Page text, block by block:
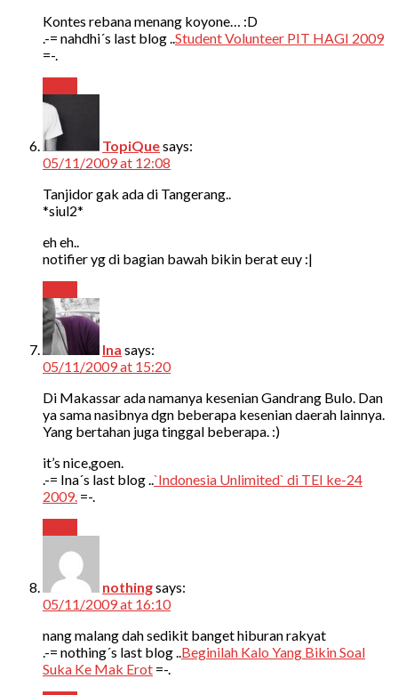
Kontes rebana menang koyone… :D
.-= nahdhi´s last blog ..Student Volunteer PIT HAGI 2009
=-.
TopiQuesays:
05/11/2009 at 12:08
Tanjidor gak ada di Tangerang..
*siul2*
eh eh..
notifier yg di bagian bawah bikin berat euy :|
Ina says:
05/11/2009 at 15:20
Di Makassar ada namanya kesenian Gandrang Bulo. Dan
ya sama nasibnya dgn beberapa kesenian daerah lainnya.
Yang bertahan juga tinggal beberapa. :)
it’s nice,goen.
.-= Ina´s last blog ..`Indonesia Unlimited` di TEI ke-24
2009. =-.
nothingsays:
05/11/2009 at 16:10
nang malang dah sedikit banget hiburan rakyat
.-= nothing´s last blog ..Beginilah Kalo Yang Bikin Soal
Suka Ke Mak Erot =-.